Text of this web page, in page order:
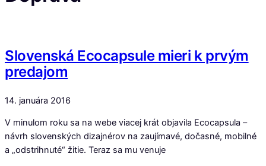
Slovenská Ecocapsule mieri k prvým
predajom
14. januára 2016
V minulom roku sa na webe viacej krát objavila Ecocapsula –
návrh slovenských dizajnérov na zaujímavé, dočasné, mobilné
a „odstrihnuté“ žitie. Teraz sa mu venuje